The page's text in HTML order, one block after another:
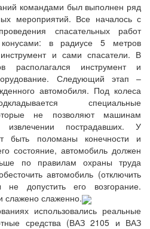
командами был выполнен ряд
мероприятий. Все началось с
спасательных работ
в радиусе 5 метров
и сами спасатели. В
располагался инструмент и
Следующий этап –
автомобиля. Под колеса
специальные
не позволяют машинам
извлечении пострадавших. У
быть поломаны конечности и
состояние, автомобиль должен
по правилам охраны труда
автомобиль (отключить
не допустить его возгорание.
слажено слаженно.
использовались реальные
средства (ВАЗ 2105 и ВАЗ